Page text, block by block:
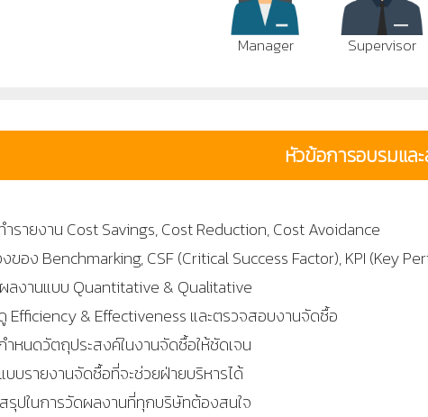
Manager Supervisor
หัวข้อการอบรมแล
ำรายงาน Cost Savings, Cost Reduction, Cost Avoidance
งของ Benchmarking, CSF (Critical Success Factor), KPI (Key
ลงานแบบ Quantitative & Qualitative
Efficiency & Effectiveness และตรวจสอบงานจัดซื้อ
ำหนดวัตถุประสงค์ในงานจัดซื้อให้ชัดเจน
บบรายงานจัดซื้อที่จะช่วยฝ่ายบริหารได้
รุปในการวัดผลงานที่ทุกบริษัทต้องสนใจ